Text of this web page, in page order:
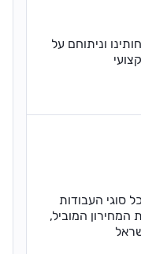
וניתוחם על
סוגי העבודות
המחירון המוביל,